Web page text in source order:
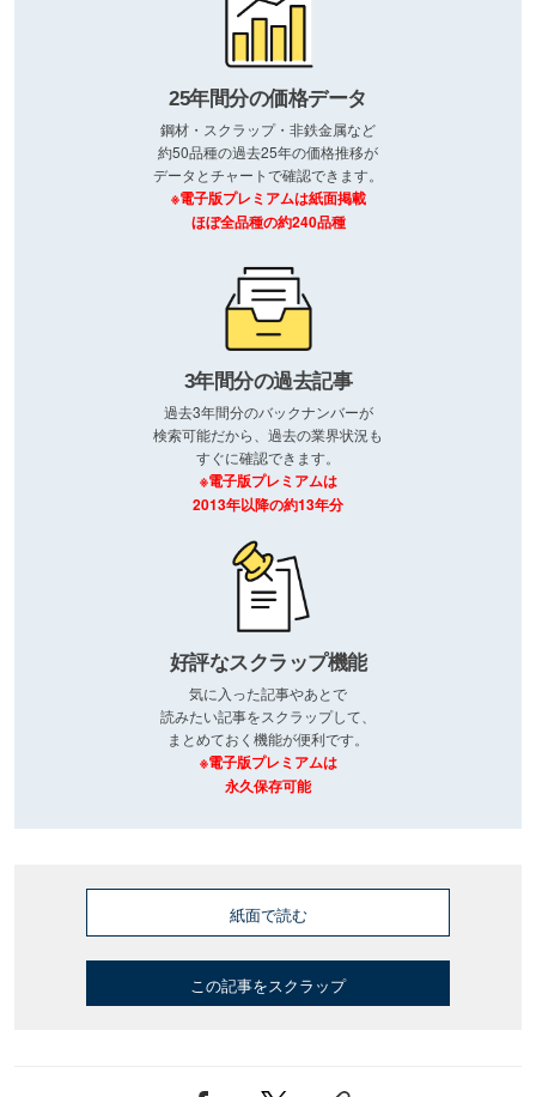
25年間分の価格データ
鋼材・スクラップ・非鉄金属など
約50品種の過去25年の価格推移が
データとチャートで確認できます。
※電子版プレミアムは紙面掲載
ほぼ全品種の約240品種
3年間分の過去記事
過去3年間分のバックナンバーが
検索可能だから、過去の業界状況も
すぐに確認できます。
※電子版プレミアムは
2013年以降の約13年分
好評なスクラップ機能
気に入った記事やあとで
読みたい記事をスクラップして、
まとめておく機能が便利です。
※電子版プレミアムは
永久保存可能
紙面で読む
この記事をスクラップ